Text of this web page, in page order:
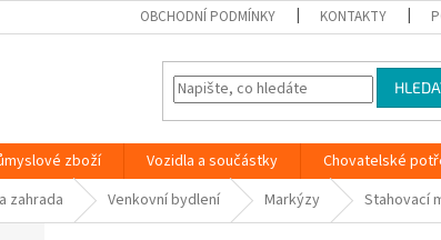
OBCHODNÍ PODMÍNKY KONTAKTY
zboží Vozidla a součástky Chovatelské
zahrada Venkovní bydlení Markýzy Stahovací